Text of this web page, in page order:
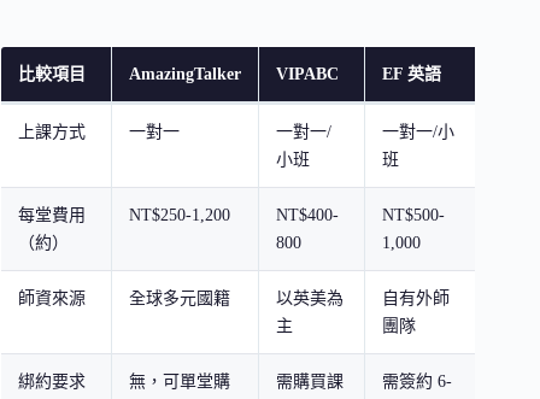
比較項目 AmazingTalker VIPABC EF 英語
上課方式 一對一
一對一/
小班
一對一/小
班
每堂費用
（約）
NT$250-1,200
NT$400-
800
NT$500-
1,000
師資來源 全球多元國籍
以英美為
主
自有外師
團隊
綁約要求
無，可單堂購
需購買課
需簽約 6-